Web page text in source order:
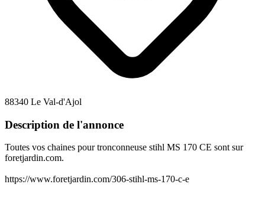
88340 Le Val-d'Ajol
Description de l'annonce
Toutes vos chaines pour tronconneuse stihl MS 170 CE sont sur
foretjardin.com.
https://www.foretjardin.com/306-stihl-ms-170-c-e